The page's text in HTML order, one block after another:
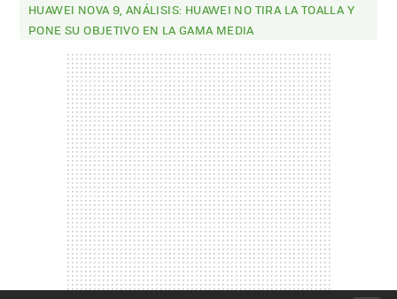
HUAWEI NOVA 9, ANÁLISIS: HUAWEI NO TIRA LA TOALLA Y
PONE SU OBJETIVO EN LA GAMA MEDIA